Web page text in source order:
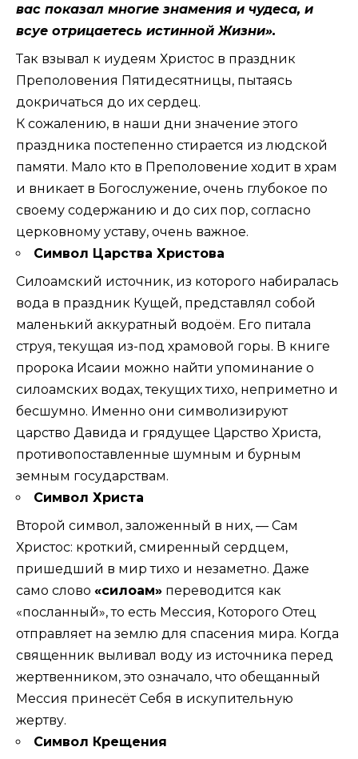
вас показал многие знамения и чудеса, и
всуе отрицаетесь истинной Жизни».
Так взывал к иудеям Христос в праздник
Преполовения Пятидесятницы, пытаясь
докричаться до их сердец.
К сожалению, в наши дни значение этого
праздника постепенно стирается из людской
памяти. Мало кто в Преполовение ходит в храм
и вникает в Богослужение, очень глубокое по
своему содержанию и до сих пор, согласно
церковному уставу, очень важное.
Символ Царства Христова
Силоамский источник, из которого набиралась
вода в праздник Кущей, представлял собой
маленький аккуратный водоём. Его питала
струя, текущая из-под храмовой горы. В книге
пророка Исаии можно найти упоминание о
силоамских водах, текущих тихо, неприметно и
бесшумно. Именно они символизируют
царство Давида и грядущее Царство Христа,
противопоставленные шумным и бурным
земным государствам.
Символ Христа
Второй символ, заложенный в них, — Сам
Христос: кроткий, смиренный сердцем,
пришедший в мир тихо и незаметно. Даже
само слово «силоам» переводится как
«посланный», то есть Мессия, Которого Отец
отправляет на землю для спасения мира. Когда
священник выливал воду из источника перед
жертвенником, это означало, что обещанный
Мессия принесёт Себя в искупительную
жертву.
Символ Крещения